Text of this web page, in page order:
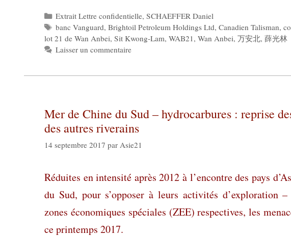
Catégories
Extrait Lettre confidentielle,SCHAEFFER Daniel
Étiquettes
banc Vanguard,Brightoil Petroleum Holdings Ltd,Canadien Talisman,
lot 21 de Wan Anbei, Sit Kwong-Lam, WAB21, Wan Anbei, 万安北, 薛光林
Laisser un commentaire
Mer de Chine du Sud – hydrocarbures : reprise
des autres riverains
14 septembre 2017 par Asie21
Réduites en intensité après 2012 à l’encontre des pays
du Sud, pour s’opposer à leurs activités d’exploration
zones économiques spéciales (ZEE) respectives, les
ce printemps 2017.